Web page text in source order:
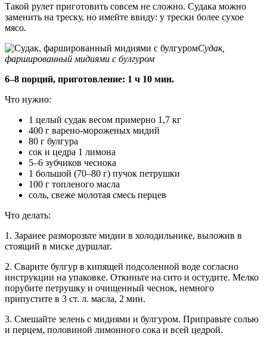
Такой рулет приготовить совсем не сложно. Судака можно
заменить на треску, но имейте ввиду: у трески более сухое
мясо.
Судак,
фаршированный мидиями с булгуром
6–8 порций, приготовление: 1 ч 10 мин.
Что нужно:
1 целый судак весом примерно 1,7 кг
400 г варено-мороженых мидий
80 г булгура
сок и цедра 1 лимона
5–6 зубчиков чеснока
1 большой (70–80 г) пучок петрушки
100 г топленого масла
соль, свеже молотая смесь перцев
Что делать:
1. Заранее разморозьте мидии в холодильнике, выложив в
стоящий в миске дуршлаг.
2. Сварите булгур в кипящей подсоленной воде согласно
инструкции на упаковке. Откиньте на сито и остудите. Мелко
порубите петрушку и очищенный чеснок, немного
припустите в 3 ст. л. масла, 2 мин.
3. Смешайте зелень с мидиями и булгуром. Приправьте солью
и перцем, половиной лимонного сока и всей цедрой.